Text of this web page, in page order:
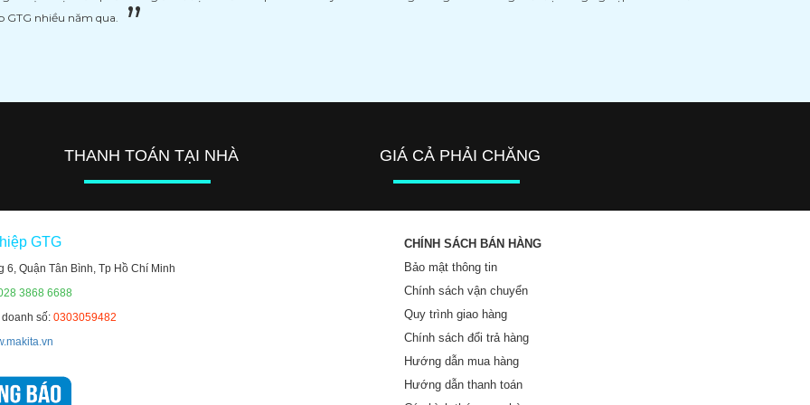
nhiều năm qua.
THANH TOÁN TẠI NHÀ GIÁ CẢ PHẢI CHĂNG
GTG
Quận Tân Bình, Tp Hồ Chí Minh
3868 6688
doanh số:0303059482
CHÍNH SÁCH BÁN HÀNG
Bảo mật thông tin
Chính sách vận chuyển
Quy trình giao hàng
Chính sách đổi trả hàng
Hướng dẫn mua hàng
Hướng dẫn thanh toán